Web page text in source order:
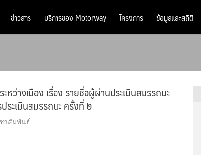
ข่าวสาร บริการของ Motorway โครงการ ข้อมูลและสถิติ
หว่างเมือง เรื่อง รายชื่อผู้ผ่านประเมินสมรรถนะ
ระเมินสมรรถนะ ครั้งที่ ๒
าสัมพันธ์